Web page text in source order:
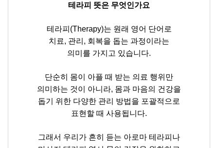
테라피 뜻은 무엇인가요
테라피(Therapy)는 원래 영어 단어로
치료, 관리, 회복을 돕는 과정이라는
의미를 가지고 있습니다.
단순히 몸이 아플 때 받는 의료 행위만
의미하는 것이 아니라, 몸과 마음의 건강을
돕기 위한 다양한 관리 방법을 포괄적으로
표현할 때 사용됩니다.
그래서 우리가 흔히 듣는 아로마 테라피나